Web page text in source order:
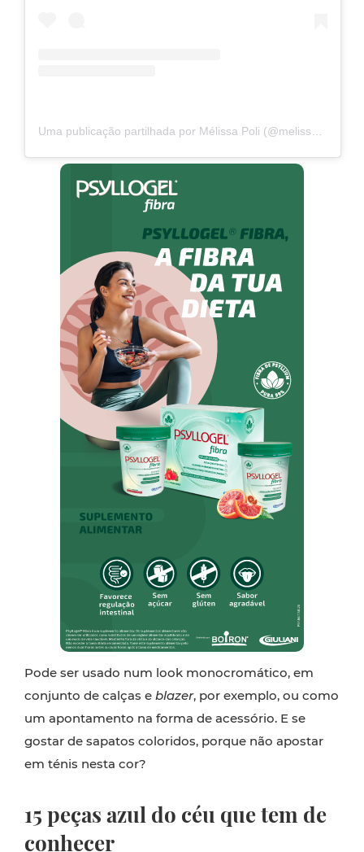
Pode ser usado num look monocromático, em
conjunto de calças e blazer, por exemplo, ou como
um apontamento na forma de acessório. E se
gostar de sapatos coloridos, porque não apostar
em ténis nesta cor?
15 peças azul do céu que tem de
conhecer